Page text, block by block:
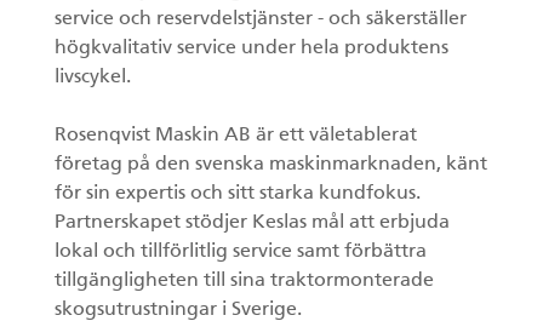
Stegmatare
service och reservdelstjänster - och säkerställer
högkvalitativ service under hela produktens
livscykel.
Rosenqvist Maskin AB är ett väletablerat
företag på den svenska maskinmarknaden, känt
för sin expertis och sitt starka kundfokus.
Partnerskapet stödjer Keslas mål att erbjuda
lokal och tillförlitlig service samt förbättra
tillgängligheten till sina traktormonterade
skogsutrustningar i Sverige.